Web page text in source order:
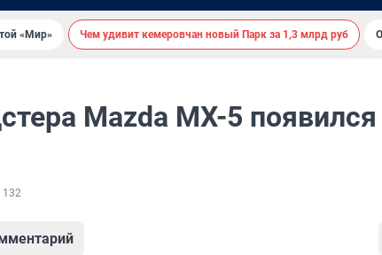
«Мир» Чем удивит кемеровчан новый Парк за 1,3 млрд руб
Mazda MX-5
132